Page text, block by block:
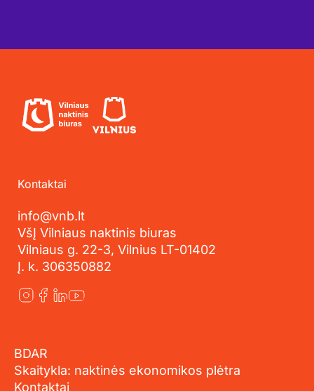
Kontaktai
info@vnb.lt
VšĮ Vilniaus naktinis biuras
Vilniaus g. 22-3, Vilnius LT-01402
Į. k. 306350882
BDAR
Skaitykla: naktinės ekonomikos plėtra
Kontaktai